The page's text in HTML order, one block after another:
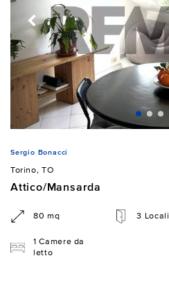
Sergio Bonacci
Torino, TO
Attico/Mansarda
80 mq 3 Locali
1 Camere da
letto